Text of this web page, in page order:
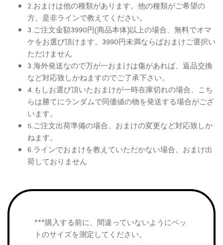
2.おまけは他の種類があります。他の種類がご希望の
方、是非ラインで教えてください。
3.ご注文金額3990円(商品本体)以上の場合、無料でオマ
ケをお選び頂けます。3990円未満ならばおまけご選択い
ただけません
3.海外発送なので万が一おまけは傷があれば、返品交換
など対応致しかねますのでご了承下さい。
4.もしお選び頂いたおまけが一時在庫切れの場合、こち
らは勝てにランダムで同価値の物を発送する場合がござ
います。
5.ご注文出荷準備の場合、おまけの変更など対応致しか
ねます。
6.ラインでおまけを教えていただかない場合、おまけ出
荷しておりません
***購入する前に、間違っていないようにペッ
トのサイズを測定してください。